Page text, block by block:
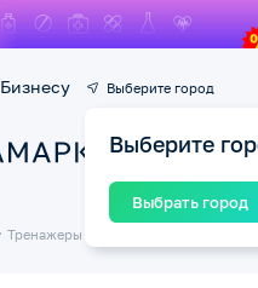
Бизнесу Выберите город
Выберите
Выбрать город
Тренажеры для дома